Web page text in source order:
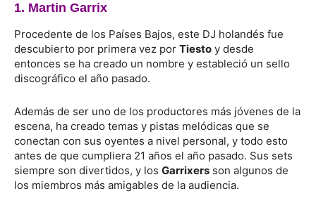
1. Martin Garrix
Procedente de los Países Bajos, este DJ holandés fue
descubierto por primera vez por Tiesto y desde
entonces se ha creado un nombre y estableció un sello
discográfico el año pasado.
Además de ser uno de los productores más jóvenes de la
escena, ha creado temas y pistas melódicas que se
conectan con sus oyentes a nivel personal, y todo esto
antes de que cumpliera 21 años el año pasado. Sus sets
siempre son divertidos, y los Garrixers son algunos de
los miembros más amigables de la audiencia.